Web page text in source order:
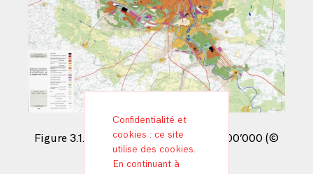
Figure 3.1. SDAURP. 1965. Échelle de 1:100’000 (©
IAU Ile-de-France)
Confidentialité et
cookies : ce site
utilise des cookies.
En continuant à